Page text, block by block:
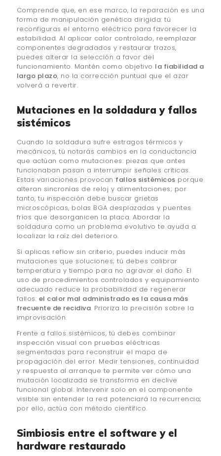
Comprende que, en ese marco, la reparación es una
forma de manipulación genética dirigida: tú
reconfiguras el entorno eléctrico para favorecer la
estabilidad. Al aplicar calor controlado, reemplazar
componentes degradados y restaurar trazos,
puedes alterar la selección a favor del
funcionamiento. Mantén como objetivo la fiabilidad a
largo plazo, no la corrección puntual que el azar
volverá a revertir.
Mutaciones en la soldadura y fallos
sistémicos
Cuando la soldadura sufre estragos térmicos y
mecánicos, tú notarás cambios en la conductancia
que actúan como mutaciones: piezas que antes
funcionaban pasan a interrumpir señales críticas.
Estas variaciones provocan fallos sistémicos porque
alteran sincronías de reloj y alimentaciones; por
tanto, tu inspección debe buscar grietas
microscópicas, bolas BGA desplazadas y puentes
fríos que desorganicen la placa. Abordar la
soldadura como un problema evolutivo te ayuda a
localizar la raíz del deterioro.
Si aplicas reflow sin criterio, puedes inducir más
mutaciones que soluciones; tú debes calibrar
temperatura y tiempo para no agravar el daño. El
uso de procedimientos controlados y equipamiento
adecuado reduce la probabilidad de regenerar
fallos: el calor mal administrado es la causa más
frecuente de recidiva. Prioriza la precisión sobre la
improvisación.
Frente a fallos sistémicos, tú debes combinar
inspección visual con pruebas eléctricas
segmentadas para reconstruir el mapa de
propagación del error. Medir tensiones, continuidad
y respuesta al arranque te permite ver cómo una
mutación localizada se transforma en declive
funcional global. Intervenir solo en el componente
visible sin entender la red potenciará la recurrencia;
por ello, actúa con método científico.
Simbiosis entre el software y el
hardware restaurado